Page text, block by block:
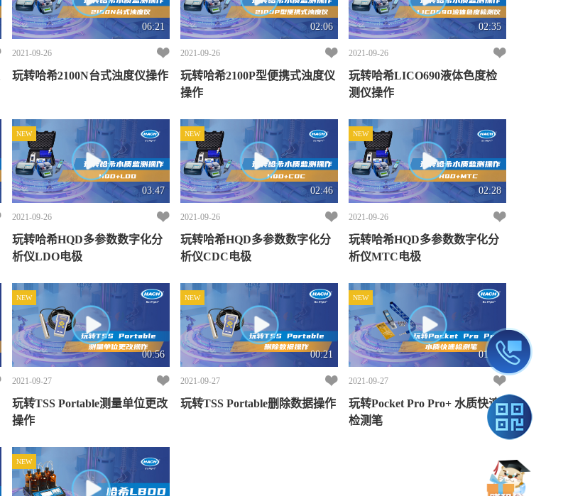
06:21
2021-09-26
玩转哈希2100N台式浊度仪操作
02:06
2021-09-26
玩转哈希2100P型便携式浊度仪
操作
02:35
2021-09-26
玩转哈希LICO690液体色度检
测仪操作
03:47
2021-09-26
玩转哈希HQD多参数数字化分
析仪LDO电极
NEW
02:46
2021-09-26
玩转哈希HQD多参数数字化分
析仪CDC电极
NEW
02:28
2021-09-26
玩转哈希HQD多参数数字化分
析仪MTC电极
NEW
00:56
2021-09-27
玩转TSS Portable测量单位更改
操作
NEW
00:21
2021-09-27
玩转TSS Portable删除数据操作
NEW
01:35
2021-09-27
玩转Pocket Pro Pro+ 水质快速
检测笔
NEW
NEW